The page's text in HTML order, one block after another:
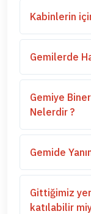
Kabinlerin
Gemilerde
Gemiye
Nelerdir ?
Gemide
Gittiğimiz
katılabilir